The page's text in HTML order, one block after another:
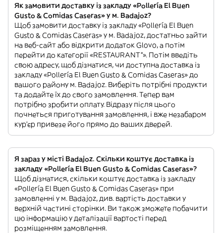
Як замовити доставку із закладу «Pollería El Buen
Gusto & Comidas Caseras» у м. Badajoz?
Щоб замовити доставку із закладу «Pollería El Buen
Gusto & Comidas Caseras» у м. Badajoz, достатньо зайти
на веб-сайт або відкрити додаток Glovo, а потім
перейти до категорії «RESTAURANT”». Потім введіть
свою адресу, щоб дізнатися, чи доступна доставка із
закладу «Pollería El Buen Gusto & Comidas Caseras» до
вашого району м. Badajoz. Виберіть потрібні продукти
та додайте їх до свого замовлення. Тепер вам
потрібно зробити оплату. Відразу після цього
почнеться приготування замовлення, і вже незабаром
кур'єр привезе його прямо до ваших дверей.
Я зараз у місті Badajoz. Скільки коштує доставка із
закладу «Pollería El Buen Gusto & Comidas Caseras»?
Щоб дізнатися, скільки коштує доставка із закладу
«Pollería El Buen Gusto & Comidas Caseras» при
замовленні у м. Badajoz, див. вартість доставки у
верхній частині сторінки. Ви також зможете побачити
цю інформацію у деталізації вартості перед
розміщенням замовлення.